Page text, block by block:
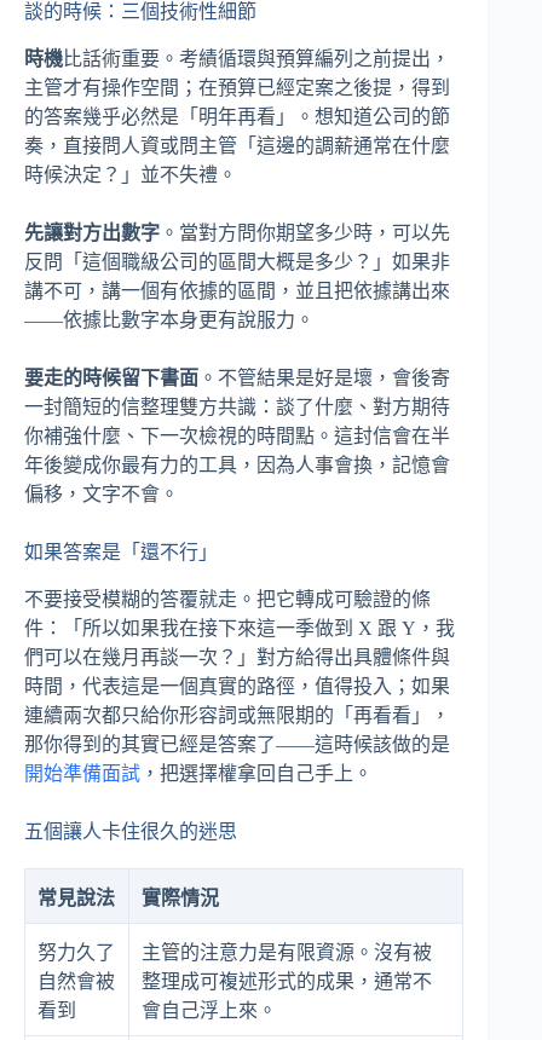
談的時候：三個技術性細節
時機比話術重要。考績循環與預算編列之前提出，
主管才有操作空間；在預算已經定案之後提，得到
的答案幾乎必然是「明年再看」。想知道公司的節
奏，直接問人資或問主管「這邊的調薪通常在什麼
時候決定？」並不失禮。
先讓對方出數字 。當對方問你期望多少時，可以先
反問「這個職級公司的區間大概是多少？」如果非
講不可，講一個有依據的區間，並且把依據講出來
——依據比數字本身更有說服力。
要走的時候留下書面 。不管結果是好是壞，會後寄
一封簡短的信整理雙方共識：談了什麼、對方期待
你補強什麼、下一次檢視的時間點。這封信會在半
年後變成你最有力的工具，因為人事會換，記憶會
偏移，文字不會。
如果答案是「還不行」
不要接受模糊的答覆就走。把它轉成可驗證的條
件：「所以如果我在接下來這一季做到 X 跟 Y，我
們可以在幾月再談一次？」對方給得出具體條件與
時間，代表這是一個真實的路徑，值得投入；如果
連續兩次都只給你形容詞或無限期的「再看看」，
那你得到的其實已經是答案了——這時候該做的是
開始準備面試 ，把選擇權拿回自己手上。
五個讓人卡住很久的迷思
常見說法 實際情況
努力久了
自然會被
看到
主管的注意力是有限資源。沒有被
整理成可複述形式的成果，通常不
會自己浮上來。